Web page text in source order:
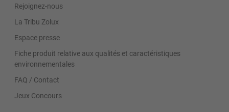
Rejoignez-nous
La Tribu Zolux
Espace presse
Fiche produit relative aux qualités et caractéristiques
environnementales
FAQ / Contact
Jeux Concours